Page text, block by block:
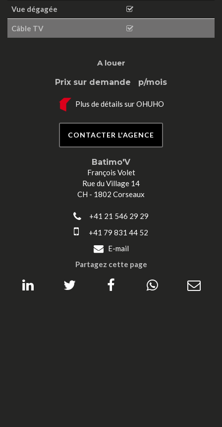
Vue dégagée
Câble TV
A louer
Prix sur demande p/mois
Plus de détails sur OHUHO
CONTACTER L'AGENCE
Batimo'V
François Volet
Rue du Village 14
CH - 1802 Corseaux
+41 21 546 29 29
+41 79 831 44 52
E-mail
Partagez cette page